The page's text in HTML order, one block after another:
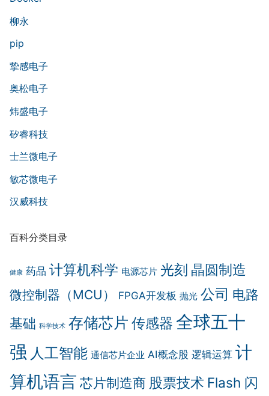
柳永
pip
挚感电子
奥松电子
炜盛电子
矽睿科技
士兰微电子
敏芯微电子
汉威科技
百科分类目录
健康 药品 计算机科学 电源芯片 光刻 晶圆制造
微控制器（MCU） FPGA开发板 抛光 公司 电路
基础 科学技术 存储芯片 传感器 全球五十
强 人工智能 通信芯片企业 AI概念股 逻辑运算 计
算机语言 芯片制造商 股票技术 Flash 闪